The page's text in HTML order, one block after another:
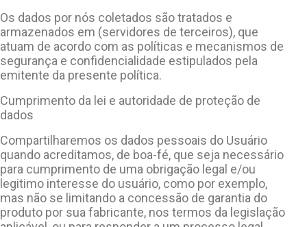
Os dados por nós coletados são tratados e
armazenados em (servidores de terceiros), que
atuam de acordo com as políticas e mecanismos de
segurança e confidencialidade estipulados pela
emitente da presente política.
Cumprimento da lei e autoridade de proteção de
dados
Compartilharemos os dados pessoais do Usuário
quando acreditamos, de boa-fé, que seja necessário
para cumprimento de uma obrigação legal e/ou
legitimo interesse do usuário, como por exemplo,
mas não se limitando a concessão de garantia do
produto por sua fabricante, nos termos da legislação